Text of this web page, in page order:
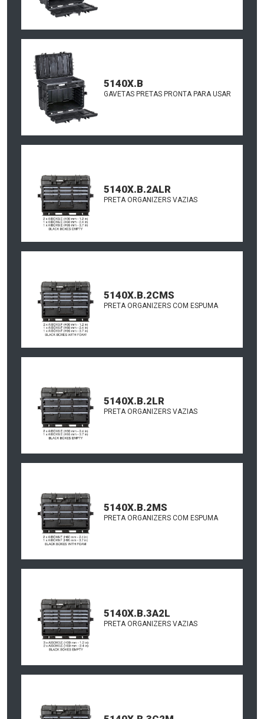
5140X.B
GAVETAS PRETAS PRONTA PARA USAR
5140X.B.2ALR
PRETA ORGANIZERS VAZIAS
5140X.B.2CMS
PRETA ORGANIZERS COM ESPUMA
5140X.B.2LR
PRETA ORGANIZERS VAZIAS
5140X.B.2MS
PRETA ORGANIZERS COM ESPUMA
5140X.B.3A2L
PRETA ORGANIZERS VAZIAS